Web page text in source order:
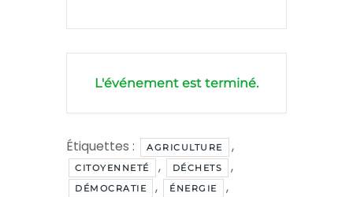
L'événement est terminé.
Étiquettes : AGRICULTURE ,
CITOYENNETÉ , DÉCHETS ,
DÉMOCRATIE , ÉNERGIE ,